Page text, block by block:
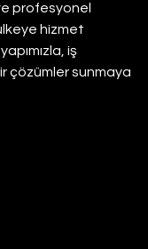
profesyonel
hizmet
iş
çözümler sunmaya